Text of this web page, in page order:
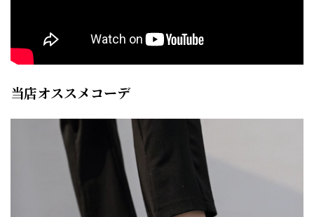
当店オススメコーデ